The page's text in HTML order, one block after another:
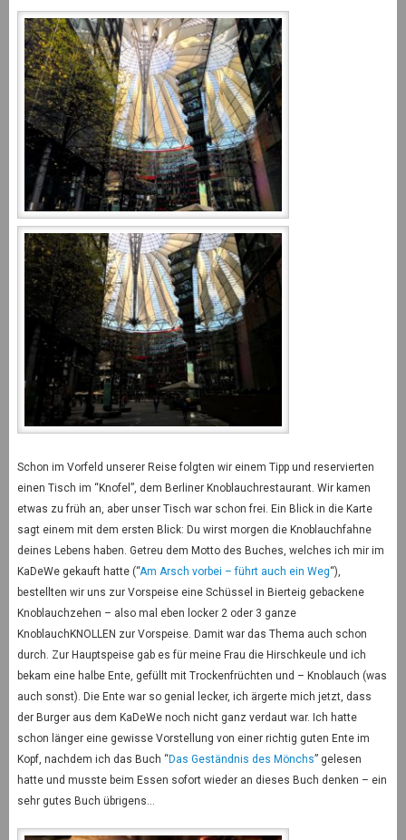
Schon im Vorfeld unserer Reise folgten wir einem Tipp und reservierten
einen Tisch im “Knofel”, dem Berliner Knoblauchrestaurant. Wir kamen
etwas zu früh an, aber unser Tisch war schon frei. Ein Blick in die Karte
sagt einem mit dem ersten Blick: Du wirst morgen die Knoblauchfahne
deines Lebens haben. Getreu dem Motto des Buches, welches ich mir im
KaDeWe gekauft hatte (“Am Arsch vorbei – führt auch ein Weg“),
bestellten wir uns zur Vorspeise eine Schüssel in Bierteig gebackene
Knoblauchzehen – also mal eben locker 2 oder 3 ganze
KnoblauchKNOLLEN zur Vorspeise. Damit war das Thema auch schon
durch. Zur Hauptspeise gab es für meine Frau die Hirschkeule und ich
bekam eine halbe Ente, gefüllt mit Trockenfrüchten und – Knoblauch (was
auch sonst). Die Ente war so genial lecker, ich ärgerte mich jetzt, dass
der Burger aus dem KaDeWe noch nicht ganz verdaut war. Ich hatte
schon länger eine gewisse Vorstellung von einer richtig guten Ente im
Kopf, nachdem ich das Buch “ Das Geständnis des Mönchs” gelesen
hatte und musste beim Essen sofort wieder an dieses Buch denken – ein
sehr gutes Buch übrigens…